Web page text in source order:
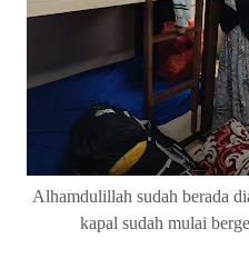
Alhamdulillah sudah berada
kapal sudah mulai